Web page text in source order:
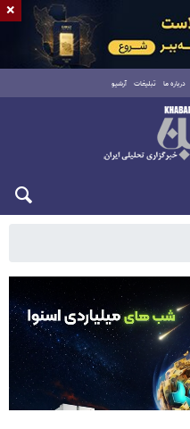
درباره ما تبلیغات آرشیو
×